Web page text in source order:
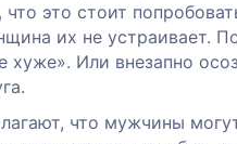
это стоит
их не устраивает.
Или внезапно
что мужчины